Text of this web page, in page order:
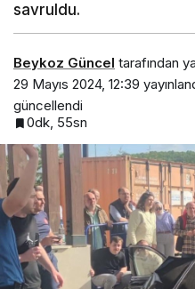
savruldu.
Beykoz Güncel tarafından
29 Mayıs 2024, 12:39
güncellendi
0dk, 55sn